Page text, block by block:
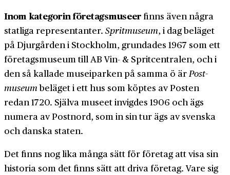
Inom kategorin företags­museerfinns även några
statliga representanter. Spritmuseum, i dag beläget
på Djurgården i Stockholm, grundades 1967 som ett
företags­museum till AB Vin- & Sprit­centralen, och i
den så kallade musei­parken på samma ö är Post­
museumbeläget i ett hus som köptes av Posten
redan 1720. Själva museet invigdes 1906 och ägs
numera av Post­nord, som in sin tur ägs av svenska
och danska staten.
Det finns nog lika många sätt för företag att visa sin
historia som det finns sätt att driva företag. Vare sig